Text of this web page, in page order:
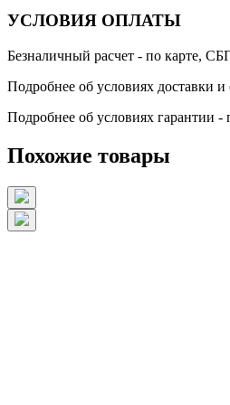
УСЛОВИЯ ОПЛАТЫ
Безналичный расчет - по карте,
Подробнее об условиях доставки
Подробнее об условиях гарантии -
Похожие товары